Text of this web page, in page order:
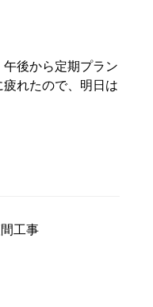
後から定期プラン
れたので、明日は